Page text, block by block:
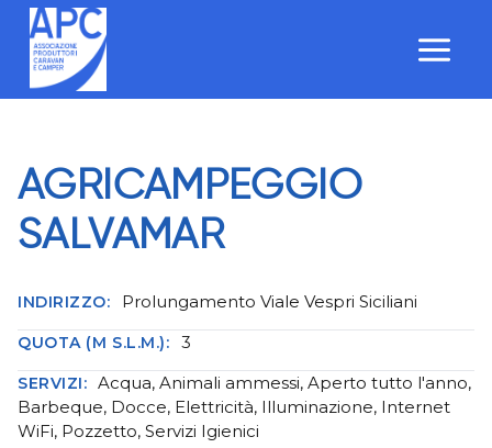
Salta
contenuto
AGRICAMPEGGIO
SALVAMAR
INDIRIZZO: Prolungamento Viale Vespri Siciliani
QUOTA (M S.L.M.): 3
SERVIZI: Acqua, Animali ammessi, Aperto tutto l'anno,
Barbeque, Docce, Elettricità, Illuminazione, Internet
WiFi, Pozzetto, Servizi Igienici